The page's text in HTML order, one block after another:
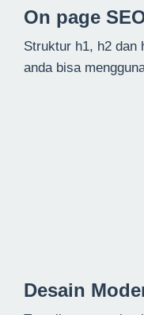
On page
Struktur h1, h2 dan
anda bisa
Desain